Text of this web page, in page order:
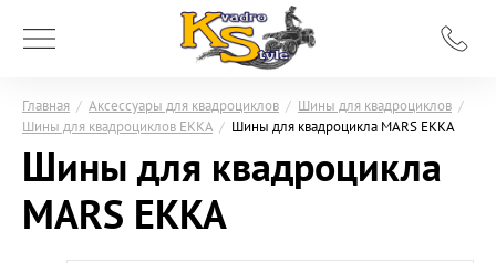
Главная / Аксессуары для квадроциклов / Шины для квадроциклов /
Шины для квадроциклов ЕККА / Шины для квадроцикла MARS EKKA
Шины для квадроцикла
MARS EKKA